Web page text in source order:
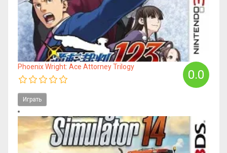
0.0
Phoenix Wright: Ace Attorney Trilogy
Играть